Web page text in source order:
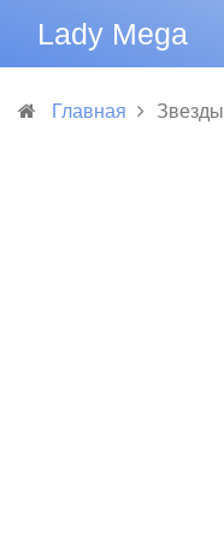
Lady Mega
Главная Звезды